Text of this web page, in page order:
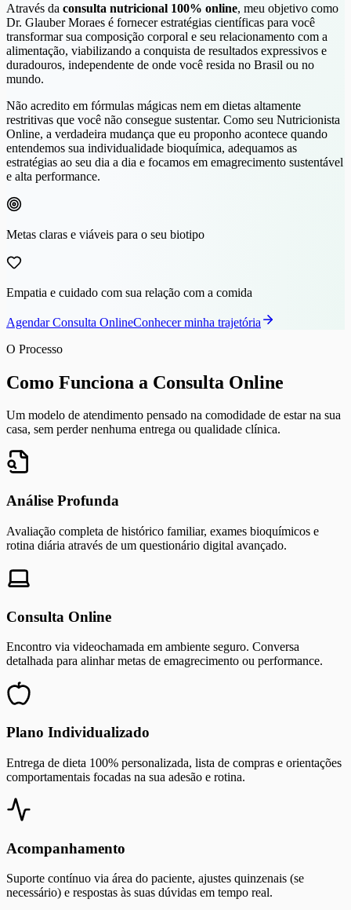
Através da consulta nutricional 100% online, meu objetivo como
Dr. Glauber Moraes é fornecer estratégias científicas para você
transformar sua composição corporal e seu relacionamento com a
alimentação, viabilizando a conquista de resultados expressivos e
duradouros, independente de onde você resida no Brasil ou no
mundo.
Não acredito em fórmulas mágicas nem em dietas altamente
restritivas que você não consegue sustentar. Como seu Nutricionista
Online, a verdadeira mudança que eu proponho acontece quando
entendemos sua individualidade bioquímica, adequamos as
estratégias ao seu dia a dia e focamos em emagrecimento sustentável
e alta performance.
Metas claras e viáveis para o seu biotipo
Empatia e cuidado com sua relação com a comida
Agendar Consulta OnlineConhecer minha trajetória
O Processo
Como Funciona a Consulta Online
Um modelo de atendimento pensado na comodidade de estar na sua
casa, sem perder nenhuma entrega ou qualidade clínica.
Análise Profunda
Avaliação completa de histórico familiar, exames bioquímicos e
rotina diária através de um questionário digital avançado.
Consulta Online
Encontro via videochamada em ambiente seguro. Conversa
detalhada para alinhar metas de emagrecimento ou performance.
Plano Individualizado
Entrega de dieta 100% personalizada, lista de compras e orientações
comportamentais focadas na sua adesão e rotina.
Acompanhamento
Suporte contínuo via área do paciente, ajustes quinzenais (se
necessário) e respostas às suas dúvidas em tempo real.